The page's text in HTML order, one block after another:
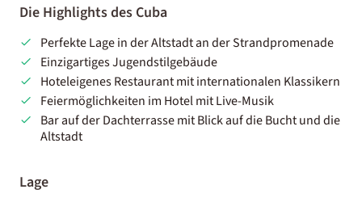
Die Highlights des Cuba
Perfekte Lage in der Altstadt an der Strandpromenade
Einzigartiges Jugendstilgebäude
Hoteleigenes Restaurant mit internationalen Klassikern
Feiermöglichkeiten im Hotel mit Live-Musik
Bar auf der Dachterrasse mit Blick auf die Bucht und die
Altstadt
Lage